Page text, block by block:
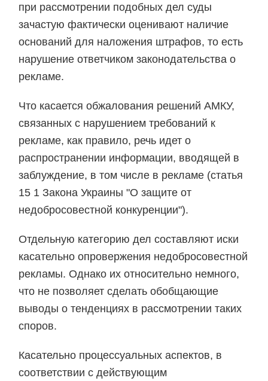
при рассмотрении подобных дел суды
зачастую фактически оценивают наличие
оснований для наложения штрафов, то есть
нарушение ответчиком законодательства о
рекламе.
Что касается обжалования решений АМКУ,
связанных с нарушением требований к
рекламе, как правило, речь идет о
распространении информации, вводящей в
заблуждение, в том числе в рекламе (статья
15 1 Закона Украины "О защите от
недобросовестной конкуренции").
Отдельную категорию дел составляют иски
касательно опровержения недобросовестной
рекламы. Однако их относительно немного,
что не позволяет сделать обобщающие
выводы о тенденциях в рассмотрении таких
споров.
Касательно процессуальных аспектов, в
соответствии с действующим